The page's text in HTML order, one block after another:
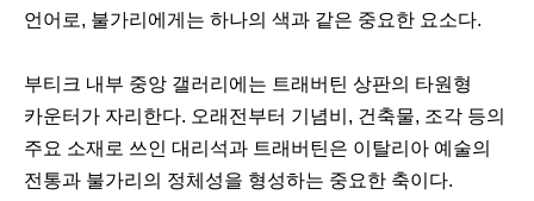
언어로, 불가리에게는 하나의 색과 같은 중요한 요소다.
부티크 내부 중앙 갤러리에는 트래버틴 상판의 타원형
카운터가 자리한다. 오래전부터 기념비, 건축물, 조각 등의
주요 소재로 쓰인 대리석과 트래버틴은 이탈리아 예술의
전통과 불가리의 정체성을 형성하는 중요한 축이다.